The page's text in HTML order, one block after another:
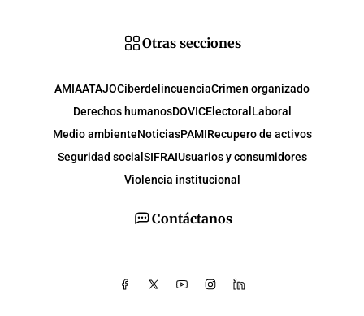
Contáctanos
Otras secciones
AMIAATAJOCiberdelincuenciaCrimen organizado
Derechos humanosDOVICElectoral Laboral
Medio ambienteNoticiasPAMIRecupero de activos
Seguridad social SIFRAIUsuarios y consumidores
Violencia institucional